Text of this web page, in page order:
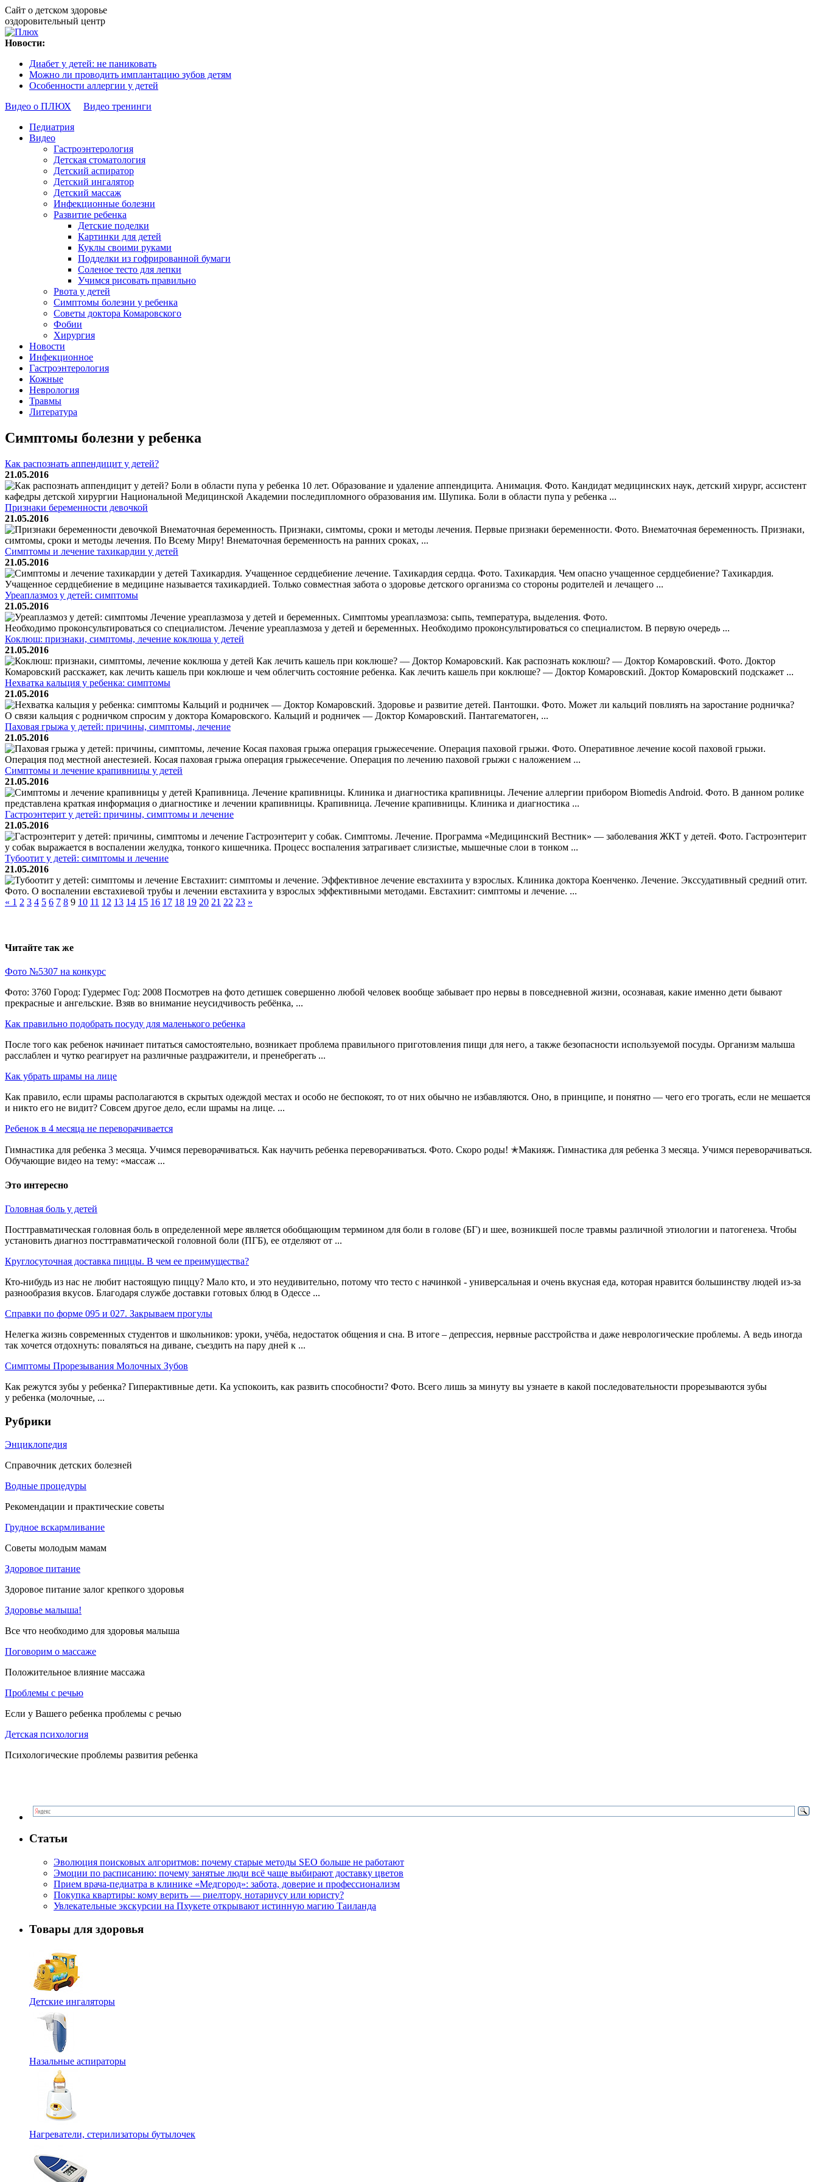
Сайт о детском здоровье
оздоровительный центр
Новости:
Диабет у детей: не паниковать
Можно ли проводить имплантацию зубов детям
Особенности аллергии у детей
Видео о ПЛЮХ
Видео тренинги
Педиатрия
Видео
Гастроэнтерология
Детская стоматология
Детский аспиратор
Детский ингалятор
Детский массаж
Инфекционные болезни
Развитие ребенка
Детские поделки
Картинки для детей
Куклы своими руками
Подделки из гофрированной бумаги
Соленое тесто для лепки
Учимся рисовать правильно
Рвота у детей
Симптомы болезни у ребенка
Советы доктора Комаровского
Фобии
Хирургия
Новости
Инфекционное
Гастроэнтерология
Кожные
Неврология
Травмы
Литература
Симптомы болезни у ребенка
Как распознать аппендицит у детей?
21.05.2016
Боли в области пупа у ребенка 10 лет. Образование и удаление аппендицита. Анимация. Фото. Кандидат медицинских наук, детский хирург, ассистент
кафедры детской хирургии Национальной Медицинской Академии последипломного образования им. Шупика. Боли в области пупа у ребенка ...
Признаки беременности девочкой
21.05.2016
Внематочная беременность. Признаки, симтомы, сроки и методы лечения. Первые признаки беременности. Фото. Внематочная беременность. Признаки,
симтомы, сроки и методы лечения. По Всему Миру! Внематочная беременность на ранних сроках, ...
Симптомы и лечение тахикардии у детей
21.05.2016
Тахикардия. Учащенное сердцебиение лечение. Тахикардия сердца. Фото. Тахикардия. Чем опасно учащенное сердцебиение? Тахикардия.
Учащенное сердцебиение в медицине называется тахикардией. Только совместная забота о здоровье детского организма со стороны родителей и лечащего ...
Уреаплазмоз у детей: симптомы
21.05.2016
Лечение уреаплазмоза у детей и беременных. Симптомы уреаплазмоза: сыпь, температура, выделения. Фото.
Необходимо проконсультироваться со специалистом. Лечение уреаплазмоза у детей и беременных. Необходимо проконсультироваться со специалистом. В первую очередь ...
Коклюш: признаки, симптомы, лечение коклюша у детей
21.05.2016
Как лечить кашель при коклюше? — Доктор Комаровский. Как распознать коклюш? — Доктор Комаровский. Фото. Доктор
Комаровский расскажет, как лечить кашель при коклюше и чем облегчить состояние ребенка. Как лечить кашель при коклюше? — Доктор Комаровский. Доктор Комаровский подскажет ...
Нехватка кальция у ребенка: симптомы
21.05.2016
Кальций и родничек — Доктор Комаровский. Здоровье и развитие детей. Пантошки. Фото. Может ли кальций повлиять на заростание родничка?
О связи кальция с родничком спросим у доктора Комаровского. Кальций и родничек — Доктор Комаровский. Пантагематоген, ...
Паховая грыжа у детей: причины, симптомы, лечение
21.05.2016
Косая паховая грыжа операция грыжесечение. Операция паховой грыжи. Фото. Оперативное лечение косой паховой грыжи.
Операция под местной анестезией. Косая паховая грыжа операция грыжесечение. Операция по лечению паховой грыжи с наложением ...
Симптомы и лечение крапивницы у детей
21.05.2016
Крапивница. Лечение крапивницы. Клиника и диагностика крапивницы. Лечение аллергии прибором Biomedis Android. Фото. В данном ролике
представлена краткая информация о диагностике и лечении крапивницы. Крапивница. Лечение крапивницы. Клиника и диагностика ...
Гастроэнтерит у детей: причины, симптомы и лечение
21.05.2016
Гастроэнтерит у собак. Симптомы. Лечение. Программа «Медицинский Вестник» — заболевания ЖКТ у детей. Фото. Гастроэнтерит
у собак выражается в воспалении желудка, тонкого кишечника. Процесс воспаления затрагивает слизистые, мышечные слои в тонком ...
Тубоотит у детей: симптомы и лечение
21.05.2016
Евстахиит: симптомы и лечение. Эффективное лечение евстахиита у взрослых. Клиника доктора Коенченко. Лечение. Экссудативный средний отит.
Фото. О воспалении евстахиевой трубы и лечении евстахиита у взрослых эффективными методами. Евстахиит: симптомы и лечение. ...
« 1 2 3 4 5 6 7 8 9 10 11 12 13 14 15 16 17 18 19 20 21 22 23 »
Читайте так же
Фото №5307 на конкурс
Фото: 3760 Город: Гудермес Год: 2008 Посмотрев на фото детишек совершенно любой человек вообще забывает про нервы в повседневной жизни, осознавая, какие именно дети бывают
прекрасные и ангельские. Взяв во внимание неусидчивость ребёнка, ...
Как правильно подобрать посуду для маленького ребенка
После того как ребенок начинает питаться самостоятельно, возникает проблема правильного приготовления пищи для него, а также безопасности используемой посуды. Организм малыша
расслаблен и чутко реагирует на различные раздражители, и пренебрегать ...
Как убрать шрамы на лице
Как правило, если шрамы располагаются в скрытых одеждой местах и особо не беспокоят, то от них обычно не избавляются. Оно, в принципе, и понятно — чего его трогать, если не мешается
и никто его не видит? Совсем другое дело, если шрамы на лице. ...
Ребенок в 4 месяца не переворачивается
Гимнастика для ребенка 3 месяца. Учимся переворачиваться. Как научить ребенка переворачиваться. Фото. Скоро роды! ✭Макияж. Гимнастика для ребенка 3 месяца. Учимся переворачиваться.
Обучающие видео на тему: «массаж ...
Это интересно
Головная боль у детей
Посттравматическая головная боль в определенной мере является обобщающим термином для боли в голове (БГ) и шее, возникшей после травмы различной этиологии и патогенеза. Чтобы
установить диагноз посттравматической головной боли (ПГБ), ее отделяют от ...
Круглосуточная доставка пиццы. В чем ее преимущества?
Кто-нибудь из нас не любит настоящую пиццу? Мало кто, и это неудивительно, потому что тесто с начинкой - универсальная и очень вкусная еда, которая нравится большинству людей из-за
разнообразия вкусов. Благодаря службе доставки готовых блюд в Одессе ...
Справки по форме 095 и 027. Закрываем прогулы
Нелегка жизнь современных студентов и школьников: уроки, учёба, недостаток общения и сна. В итоге – депрессия, нервные расстройства и даже неврологические проблемы. А ведь иногда
так хочется отдохнуть: поваляться на диване, съездить на пару дней к ...
Симптомы Прорезывания Молочных Зубов
Как режутся зубы у ребенка? Гиперактивные дети. Ка успокоить, как развить способности? Фото. Всего лишь за минуту вы узнаете в какой последовательности прорезываются зубы
у ребенка (молочные, ...
Рубрики
Энциклопедия
Справочник детских болезней
Водные процедуры
Рекомендации и практические советы
Грудное вскармливание
Советы молодым мамам
Здоровое питание
Здоровое питание залог крепкого здоровья
Здоровье малыша!
Все что необходимо для здоровья малыша
Поговорим о массаже
Положительное влияние массажа
Проблемы с речью
Если у Вашего ребенка проблемы с речью
Детская психология
Психологические проблемы развития ребенка
Статьи
Эволюция поисковых алгоритмов: почему старые методы SEO больше не работают
Эмоции по расписанию: почему занятые люди всё чаще выбирают доставку цветов
Прием врача-педиатра в клинике «Медгород»: забота, доверие и профессионализм
Покупка квартиры: кому верить — риелтору, нотариусу или юристу?
Увлекательные экскурсии на Пхукете открывают истинную магию Таиланда
Товары для здоровья
Детские ингаляторы
Назальные аспираторы
Нагреватели, стерилизаторы бутылочек